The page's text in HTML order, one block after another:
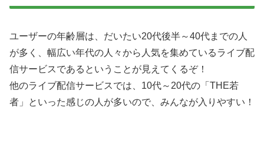
ユーザーの年齢層は、だいたい20代後半～40代までの人
が多く、幅広い年代の人々から人気を集めているライブ配
信サービスであるということが見えてくるぞ！
他のライブ配信サービスでは、10代～20代の「THE若
者」といった感じの人が多いので、みんなが入りやすい！